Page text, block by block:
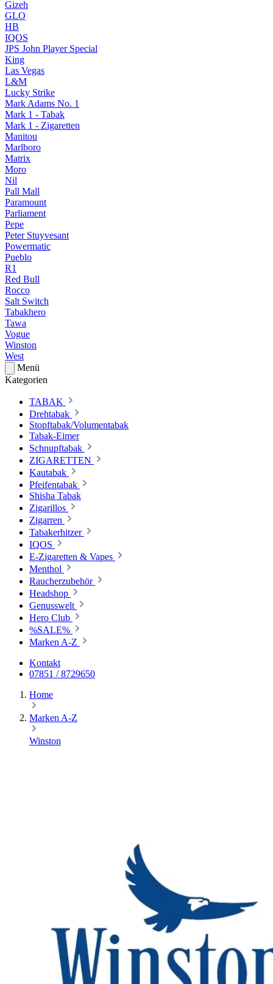
Gizeh
GLO
HB
IQOS
JPS John Player Special
King
Las Vegas
L&M
Lucky Strike
Mark Adams No. 1
Mark 1 - Tabak
Mark 1 - Zigaretten
Manitou
Marlboro
Matrix
Moro
Nil
Pall Mall
Paramount
Parliament
Pepe
Peter Stuyvesant
Powermatic
Pueblo
R1
Red Bull
Rocco
Salt Switch
Tabakhero
Tawa
Vogue
Winston
West
Menü
Kategorien
TABAK
Drehtabak
Stopftabak/Volumentabak
Tabak-Eimer
Schnupftabak
ZIGARETTEN
Kautabak
Pfeifentabak
Shisha Tabak
Zigarillos
Zigarren
Tabakerhitzer
IQOS
E-Zigaretten & Vapes
Menthol
Raucherzubehör
Headshop
Genusswelt
Hero Club
%SALE%
Marken A-Z
Kontakt
07851 / 8729650
Home
Marken A-Z
Winston